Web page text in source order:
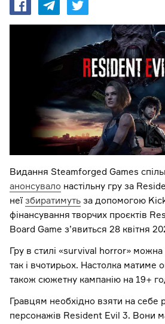
Видання Steamforged Games
анонсувало настільну гру за
неї збиратимуть за допомогою
фінансування творчих проєктів
Board Game з’явиться 28 квітня
Гру в стилі «survival horror»
так і вчотирьох. Настолка матиме
також сюжетну кампанію на 19+
Гравцям необхідно взяти на себе
персонажів Resident Evil 3. Вони